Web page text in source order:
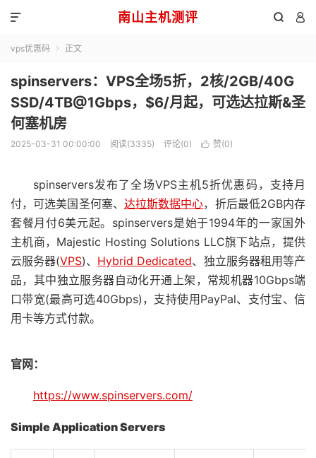
南山主机测评  

vps优惠码  正文
spinservers：VPS全场5折，2核/2GB/40G
SSD/4TB@1Gbps，$6/月起，可选达拉斯&圣
何塞机房
2025-03-31 00:00:00 阅读(3335) 评论(0)  赞(0)
spinservers发布了全场VPS主机5折优惠码，支持月
付，可选美国圣何塞、 达拉斯数据中心，折后最低2GB内存
套餐月付6美元起。spinservers是始于1994年的一家国外
主机商，Majestic Hosting Solutions LLC旗下站点，提供
云服务器(VPS)、 Hybrid Dedicated、独立服务器租用等产
品，其中独立服务器自动化开通上架，常规机器10Gbps端
口带宽(最高可选40Gbps)，支持使用PayPal、支付宝、信
用卡等方式付款。
官网：
https://www.spinservers.com/
Simple Application Servers